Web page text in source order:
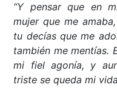
“Y pensar que en
mujer que me
tu decías que me
también me mentías.
mi fiel agonía, y
triste se queda mi